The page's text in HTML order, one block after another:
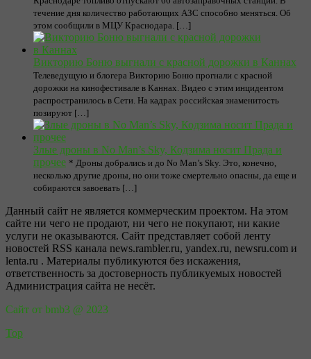
течение дня количество работающих АЗС способно меняться. Об
этом сообщили в МЦУ Краснодара. […]
Викторию Боню выгнали с красной дорожки в Каннах
Телеведущую и блогера Викторию Боню прогнали с красной
дорожки на кинофестивале в Каннах. Видео с этим инцидентом
распространилось в Сети. На кадрах российская знаменитость
позируют […]
Злые дроны в No Man’s Sky, Кодзима носит Прада и
прочее * Дроны добрались и до No Man’s Sky. Это, конечно,
несколько другие дроны, но они тоже смертельно опасны, да еще и
собираются завоевать […]
Данный сайт не является коммерческим проектом. На этом
сайте ни чего не продают, ни чего не покупают, ни какие
услуги не оказываются. Сайт представляет собой ленту
новостей RSS канала news.rambler.ru, yandex.ru, newsru.com и
lenta.ru . Материалы публикуются без искажения,
ответственность за достоверность публикуемых новостей
Администрация сайта не несёт.
Сайт от bmb3 @ 2023
Top